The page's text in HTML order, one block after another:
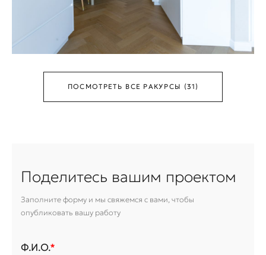
ПОСМОТРЕТЬ ВСЕ РАКУРСЫ (31)
Поделитесь вашим проектом
Заполните форму и мы свяжемся с вами, чтобы
опубликовать вашу работу
Ф.И.О.*